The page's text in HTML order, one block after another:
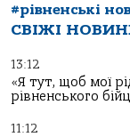
#рівненські
СВІЖІ
13:12
«Я тут, щоб мої
рівненського
11:12